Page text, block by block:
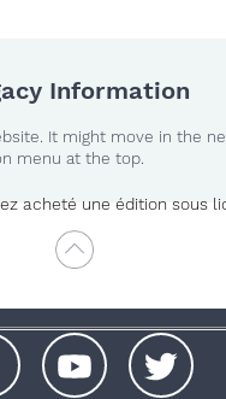
acheté une édition sous
Information
It might move in the
menu at the top.